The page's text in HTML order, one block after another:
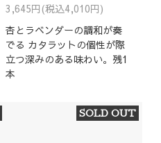
3,645円(税込4,010円)
杏とラベンダーの調和が奏
でる カタラットの個性が際
立つ深みのある味わい。残1
本
SOLD OUT